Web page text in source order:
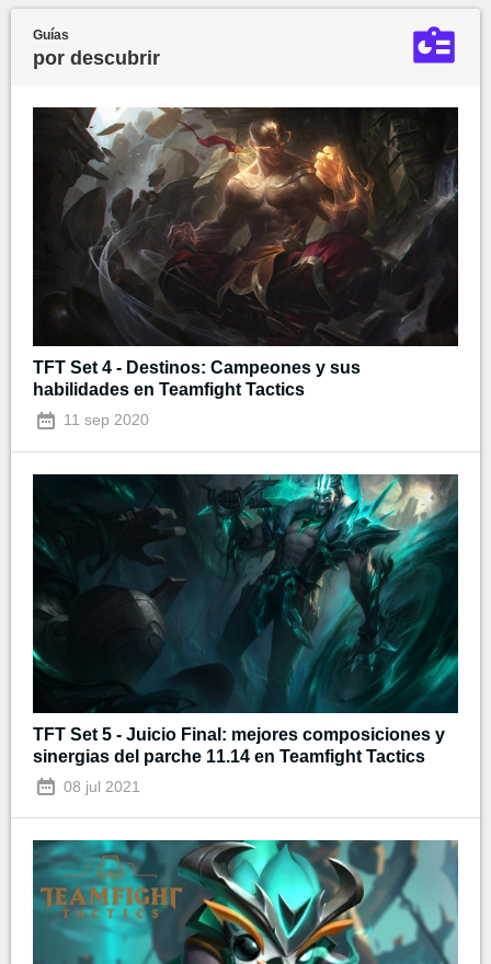
Guías
por descubrir
TFT Set 4 - Destinos: Campeones y sus
habilidades en Teamfight Tactics
11 sep 2020
TFT Set 5 - Juicio Final: mejores composiciones y
sinergias del parche 11.14 en Teamfight Tactics
08 jul 2021